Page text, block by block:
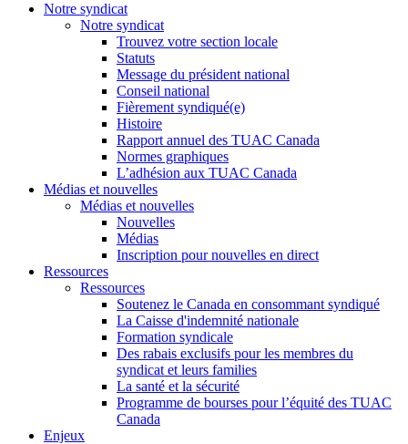
Notre syndicat
Notre syndicat
Trouvez votre section locale
Statuts
Message du président national
Conseil national
Fièrement syndiqué(e)
Histoire
Rapport annuel des TUAC Canada
Normes graphiques
L’adhésion aux TUAC Canada
Médias et nouvelles
Médias et nouvelles
Nouvelles
Médias
Inscription pour nouvelles en direct
Ressources
Ressources
Soutenez le Canada en consommant syndiqué
La Caisse d'indemnité nationale
Formation syndicale
Des rabais exclusifs pour les membres du
syndicat et leurs families
La santé et la sécurité
Programme de bourses pour l’équité des TUAC
Canada
Enjeux